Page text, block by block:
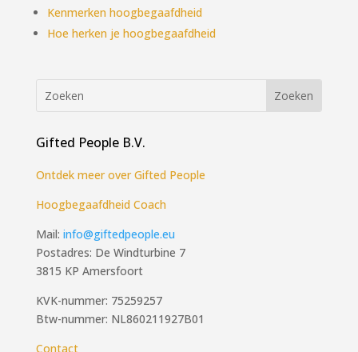
Kenmerken hoogbegaafdheid
Hoe herken je hoogbegaafdheid
Gifted People B.V.
Ontdek meer over Gifted People
Hoogbegaafdheid Coach
Mail: info@giftedpeople.eu
Postadres: De Windturbine 7
3815 KP Amersfoort
KVK-nummer: 75259257
Btw-nummer: NL860211927B01
Contact